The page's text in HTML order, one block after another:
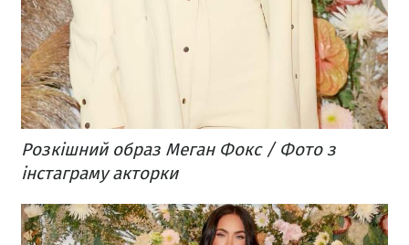
Розкішний образ Меган Фокс / Фото з
інстаграму акторки